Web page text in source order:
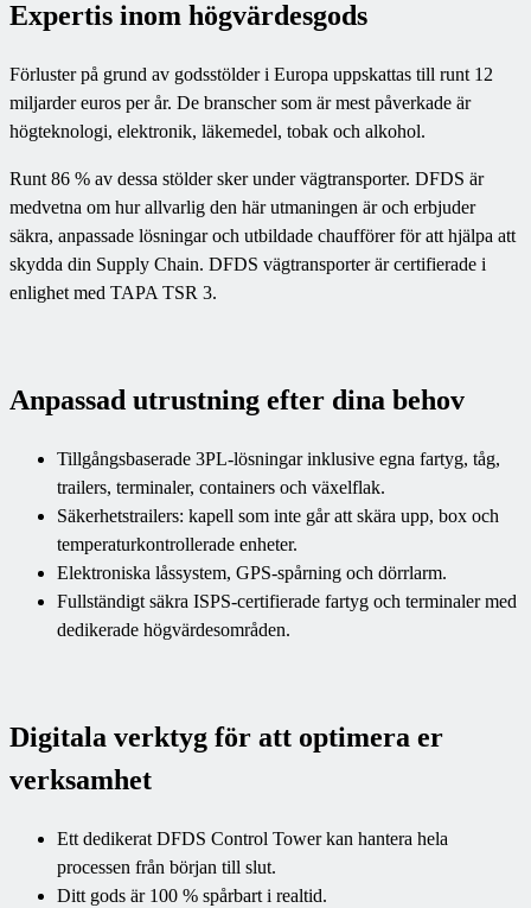
Expertis inom högvärdesgods
Förluster på grund av godsstölder i Europa uppskattas till runt 12
miljarder euros per år. De branscher som är mest påverkade är
högteknologi, elektronik, läkemedel, tobak och alkohol.
Runt 86 % av dessa stölder sker under vägtransporter. DFDS är
medvetna om hur allvarlig den här utmaningen är och erbjuder
säkra, anpassade lösningar och utbildade chaufförer för att hjälpa att
skydda din Supply Chain. DFDS vägtransporter är certifierade i
enlighet med TAPA TSR 3.
Anpassad utrustning efter dina behov
Tillgångsbaserade 3PL-lösningar inklusive egna fartyg, tåg,
trailers, terminaler, containers och växelflak.
Säkerhetstrailers: kapell som inte går att skära upp, box och
temperaturkontrollerade enheter.
Elektroniska låssystem, GPS-spårning och dörrlarm.
Fullständigt säkra ISPS-certifierade fartyg och terminaler med
dedikerade högvärdesområden.
Digitala verktyg för att optimera er
verksamhet
Ett dedikerat DFDS Control Tower kan hantera hela
processen från början till slut.
Ditt gods är 100 % spårbart i realtid.